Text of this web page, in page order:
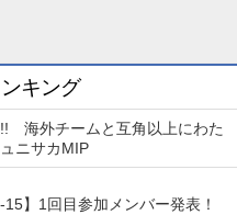
キング
海外チームと互角以上にわた
ニサカMIP
】1回目参加メンバー発表！